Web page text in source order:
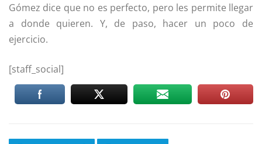
Gómez dice que no es perfecto, pero les permite llegar
a donde quieren. Y, de paso, hacer un poco de
ejercicio.
[staff_social]